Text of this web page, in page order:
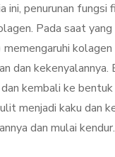
ini, penurunan
Pada saat
memengaruhi
dan
kembali ke
menjadi kaku dan
dan mulai kendur.